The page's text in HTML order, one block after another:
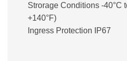
Strorage Conditions -40°C
+140°F)
Ingress Protection IP67